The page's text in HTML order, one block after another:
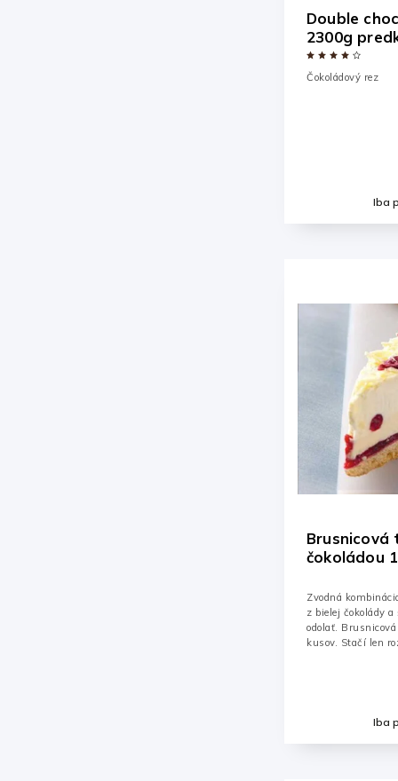
Double
2300g
Iba
Čokoládový rez
čokoládou
Iba
Zvodná
z bielej čokolády
odolať.
kusov. Stačí len